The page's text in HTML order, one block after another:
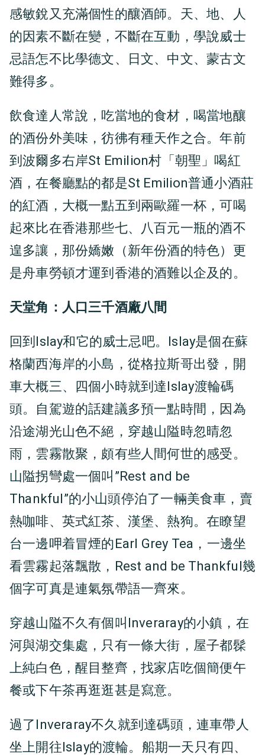
感敏銳又充滿個性的釀酒師。天、地、人
的因素不斷在變，不斷在互動，學說威士
忌語怎不比學德文、日文、中文、蒙古文
難得多。
飲食達人常說，吃當地的食材，喝當地釀
的酒份外美味，彷彿有種天作之合。年前
到波爾多右岸St Emilion村「朝聖」喝紅
酒，在餐廳點的都是St Emilion普通小酒莊
的紅酒，大概一點五到兩歐羅一杯，可喝
起來比在香港那些七、八百元一瓶的酒不
遑多讓，那份嬌嫩（新年份酒的特色）更
是舟車勞頓才運到香港的酒難以企及的。
天堂角：人口三千酒廠八間
回到Islay和它的威士忌吧。Islay是個在蘇
格蘭西海岸的小島，從格拉斯哥出發，開
車大概三、四個小時就到達Islay渡輪碼
頭。自駕遊的話建議多預一點時間，因為
沿途湖光山色不絕，穿越山隘時忽晴忽
雨，雲霧散聚，頗有些人間何世的感受。
山隘拐彎處一個叫”Rest and be
Thankful”的小山頭停泊了一輛美食車，賣
熱咖啡、英式紅茶、漢堡、熱狗。在瞭望
台一邊呷着冒煙的Earl Grey Tea，一邊坐
看雲霧起落飄散，Rest and be Thankful幾
個字可真是連氣氛帶語一齊來。
穿越山隘不久有個叫Inveraray的小鎮，在
河與湖交集處，只有一條大街，屋子都髹
上純白色，醒目整齊，找家店吃個簡便午
餐或下午茶再逛逛甚是寫意。
過了Inveraray不久就到達碼頭，連車帶人
坐上開往Islay的渡輪。船期一天只有四、